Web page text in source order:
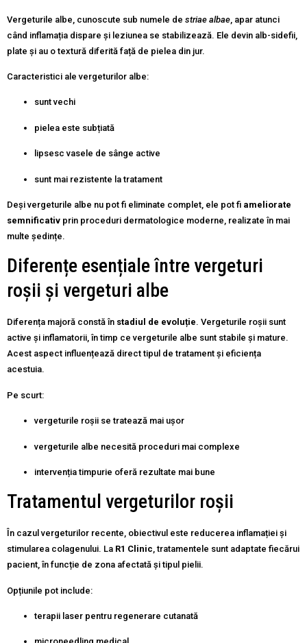
Vergeturile albe, cunoscute sub numele de striae albae , apar atunci
când inflamația dispare și leziunea se stabilizează. Ele devin alb-sidefii,
plate și au o textură diferită față de pielea din jur.
Caracteristici ale vergeturilor albe:
sunt vechi
pielea este subțiată
lipsesc vasele de sânge active
sunt mai rezistente la tratament
Deși vergeturile albe nu pot fi eliminate complet, ele pot fi ameliorate
semnificativ prin proceduri dermatologice moderne, realizate în mai
multe ședințe.
Diferențe esențiale între vergeturi
roșii și vergeturi albe
Diferența majoră constă în stadiul de evoluție. Vergeturile roșii sunt
active și inflamatorii, în timp ce vergeturile albe sunt stabile și mature.
Acest aspect influențează direct tipul de tratament și eficiența
acestuia.
Pe scurt:
vergeturile roșii se tratează mai ușor
vergeturile albe necesită proceduri mai complexe
intervenția timpurie oferă rezultate mai bune
Tratamentul vergeturilor roșii
În cazul vergeturilor recente, obiectivul este reducerea inflamației și
stimularea colagenului. La R1 Clinic, tratamentele sunt adaptate fiecărui
pacient, în funcție de zona afectată și tipul pielii.
Opțiunile pot include:
terapii laser pentru regenerare cutanată